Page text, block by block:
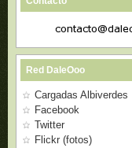
Red DaleOoo
Cargadas Albiverdes
Facebook
Twitter
Flickr (fotos)